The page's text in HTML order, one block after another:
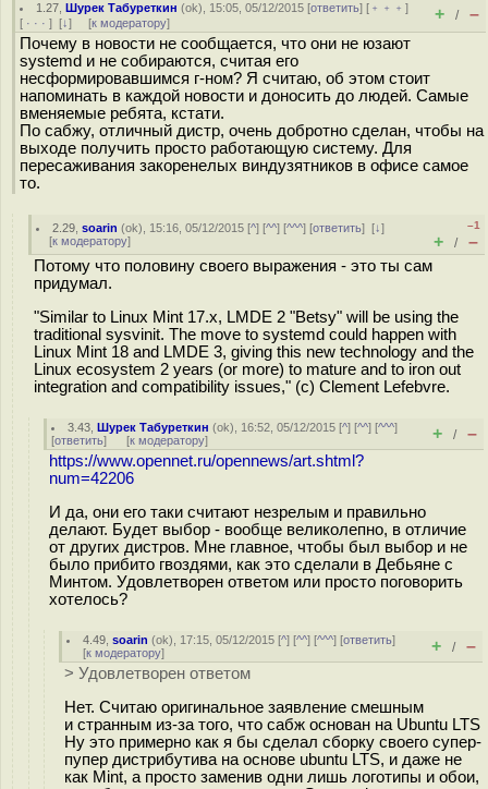
1.27 ,Шурек Табуреткин (ok), 15:05, 05/12/2015 [ответить] [ ﹢﹢﹢]
[ · · · ] [↓] [к модератору] + / –
Почему в новости не сообщается, что они не юзают
systemd и не собираются, считая его
несформировавшимся г-ном? Я считаю, об этом стоит
напоминать в каждой новости и доносить до людей. Самые
вменяемые ребята, кстати.
По сабжу, отличный дистр, очень добротно сделан, чтобы на
выходе получить просто работающую систему. Для
пересаживания закоренелых виндузятников в офисе самое
то.
2.29 ,soarin (ok), 15:16, 05/12/2015 [^] [^^] [^^^] [ответить][↓]
[к модератору]
–1
+ / –
Потому что половину своего выражения - это ты сам
придумал.
"Similar to Linux Mint 17.x, LMDE 2 "Betsy" will be using the
traditional sysvinit. The move to systemd could happen with
Linux Mint 18 and LMDE 3, giving this new technology and the
Linux ecosystem 2 years (or more) to mature and to iron out
integration and compatibility issues," (c) Clement Lefebvre.
3.43 ,Шурек Табуреткин (ok), 16:52, 05/12/2015 [^] [^^] [^^^]
[ответить] [к модератору] + / –
https://www.opennet.ru/opennews/art.shtml?
num=42206
И да, они его таки считают незрелым и правильно
делают. Будет выбор - вообще великолепно, в отличие
от других дистров. Мне главное, чтобы был выбор и не
было прибито гвоздями, как это сделали в Дебьяне с
Минтом. Удовлетворен ответом или просто поговорить
хотелось?
4.49 ,soarin (ok), 17:15, 05/12/2015 [^] [^^] [^^^] [ответить]
[к модератору] + / –
> Удовлетворен ответом
Нет. Считаю оригинальное заявление смешным
и странным из-за того, что сабж основан на Ubuntu LTS
Ну это примерно как я бы сделал сборку своего супер-
пупер дистрибутива на основе ubuntu LTS, и даже не
как Mint, а просто заменив одни лишь логотипы и обои,